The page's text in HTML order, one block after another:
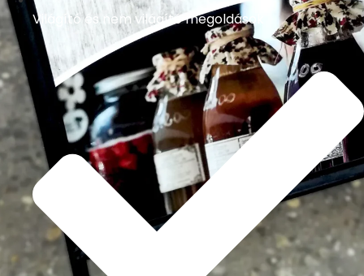
Világító és nem világító megoldások